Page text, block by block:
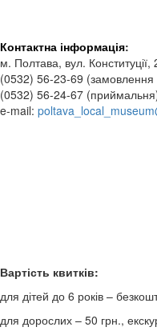
Контактна інформація:
м. Полтава, вул. Конституції,
(0532) 56-23-69 (замовлення
(0532) 56-24-67
e-mail:
для дітей до 6 років –
для дорослих – 50 грн.,